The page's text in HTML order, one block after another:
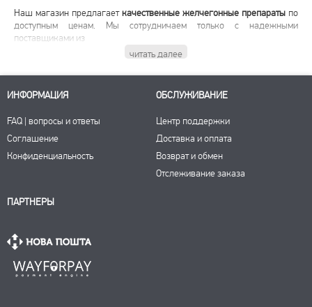
Наш магазин предлагаеткачественные желчегонные препараты по
доступным ценам. Мы сотрудничаем только с надежными
поставщиками из
читать далее
ИНФОРМАЦИЯ
FAQ | вопросы и ответы
Соглашение
Конфиденциальность
ОБСЛУЖИВАНИЕ
Центр поддержки
Доставка и оплата
Возврат и обмен
Отслеживание заказа
ПАРТНЕРЫ